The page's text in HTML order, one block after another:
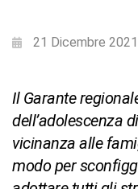
21 Dicembre 2021
Il Garante
dell’adolescenza
vicinanza alle
modo per